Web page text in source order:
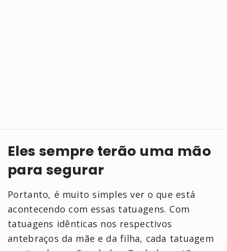
Eles sempre terão uma mão
para segurar
Portanto, é muito simples ver o que está
acontecendo com essas tatuagens. Com
tatuagens idênticas nos respectivos
antebraços da mãe e da filha, cada tatuagem